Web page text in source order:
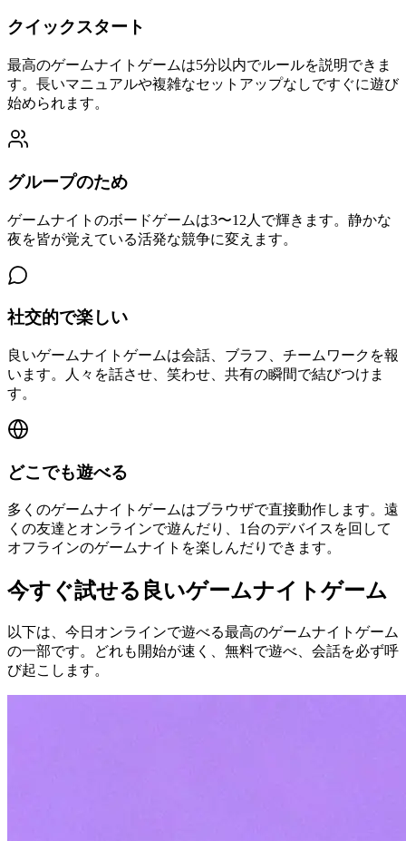
クイックスタート
最高のゲームナイトゲームは5分以内でルールを説明できま
す。長いマニュアルや複雑なセットアップなしですぐに遊び
始められます。
グループのため
ゲームナイトのボードゲームは3〜12人で輝きます。静かな
夜を皆が覚えている活発な競争に変えます。
社交的で楽しい
良いゲームナイトゲームは会話、ブラフ、チームワークを報
います。人々を話させ、笑わせ、共有の瞬間で結びつけま
す。
どこでも遊べる
多くのゲームナイトゲームはブラウザで直接動作します。遠
くの友達とオンラインで遊んだり、1台のデバイスを回して
オフラインのゲームナイトを楽しんだりできます。
今すぐ試せる良いゲームナイトゲーム
以下は、今日オンラインで遊べる最高のゲームナイトゲーム
の一部です。どれも開始が速く、無料で遊べ、会話を必ず呼
び起こします。